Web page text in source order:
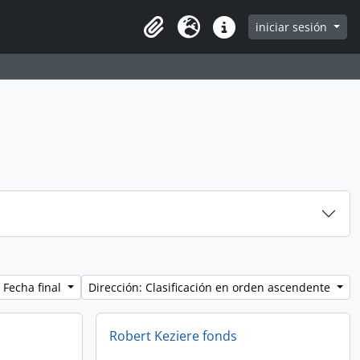
Clipboard
Idioma Enlaces rápidos
iniciar sesión
final
Dirección: Clasificación en orden ascendente
Robert Keziere fonds